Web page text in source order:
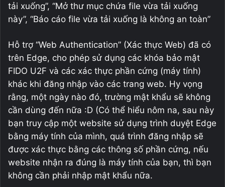
tải xuống”, “Mở thư mục chứa file vừa tải xuống
này”, “Báo cáo file vừa tải xuống là không an toàn”
Hỗ trợ “Web Authentication” (Xác thực Web) đã có
trên Edge, cho phép sử dụng các khóa bảo mật
FIDO U2F và các xác thực phần cứng (máy tính)
khác khi đăng nhập vào các trang web. Hy vọng
rằng, một ngày nào đó, trường mật khẩu sẽ không
cần dùng đến nữa :D (Có thể hiểu nôm na, sau này
bạn truy cập một website sử dụng trình duyệt Edge
bằng máy tính của mình, quá trình đăng nhập sẽ
được xác thực bằng các thông số phần cứng, nếu
website nhận ra đúng là máy tính của bạn, thì bạn
không cần phải nhập mật khẩu nữa.